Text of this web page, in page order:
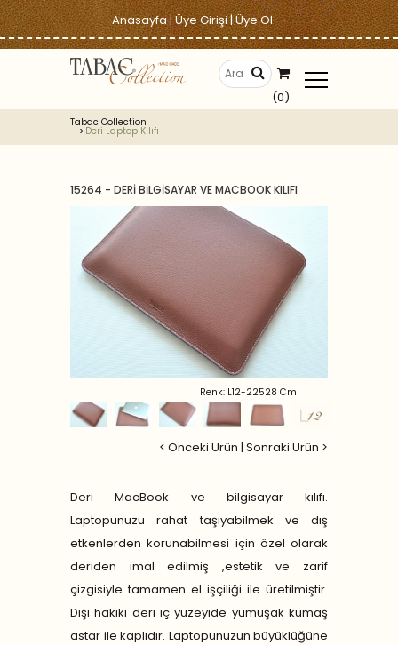
Anasayfa|Üye Girişi|Üye Ol
(0)
Tabac Collection
Deri Laptop Kılıfı
15264 - DERİ BİLGİSAYAR VE MACBOOK KILIFI
Renk: L12-22528 Cm
< Önceki Ürün | Sonraki Ürün >
Deri MacBook ve bilgisayar kılıfı.
Laptopunuzu rahat taşıyabilmek ve dış
etkenlerden korunabilmesi için özel olarak
deriden imal edilmiş ,estetik ve zarif
çizgisiyle tamamen el işçiliği ile üretilmiştir.
Dışı hakiki deri iç yüzeyide yumuşak kumaş
astar ile kaplıdır. Laptopunuzun büyüklüğüne